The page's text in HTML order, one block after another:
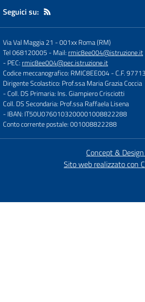
Seguici su:
Via Val Maggia 21 -001xx Roma (RM)
Tel 068120005 - Mail: rmic8ee004@istruzione.it
- PEC: rmic8ee004@pec.istruzione.it
Codice meccanografico: RMIC8EE004- C.F.
Dirigente Scolastico: Prof.ssa Maria Grazia Coccia
- Coll. DS Primaria: Ins. Giampiero Crisciotti
Coll. DS Secondaria: Prof.ssa Raffaela Lisena
- IBAN: IT50U0760103200001008822288
Conto corrente postale: 001008822288
Concept &
Sito web realizzato con